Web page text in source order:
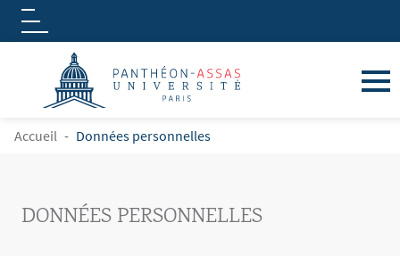
Aller au contenu principal
Logo
FIL D'ARIANE
Accueil Données personnelles
DONNÉES PERSONNELLES